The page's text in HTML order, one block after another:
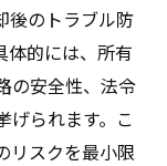
後のトラブル防
体的には、所有
の安全性、法令
げられます。こ
リスクを最小限